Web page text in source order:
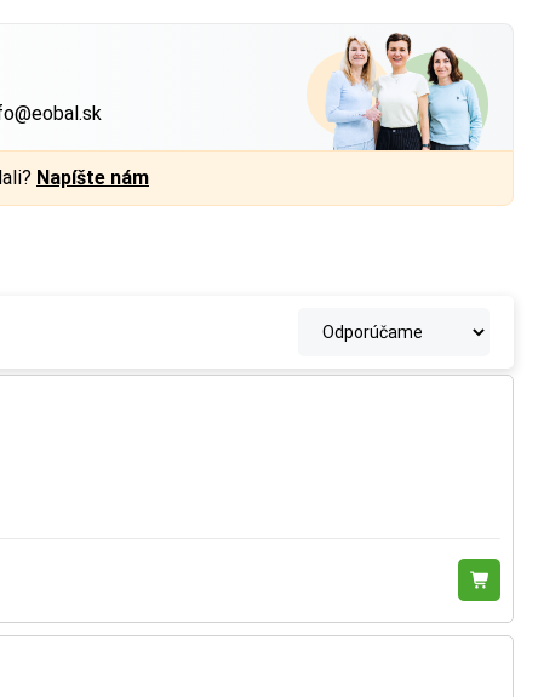
Napíšte nám